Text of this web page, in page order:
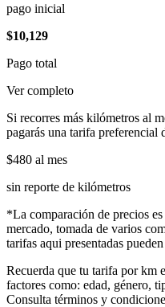
pago inicial
$10,129
Pago total
Ver completo
Si recorres más kilómetros al
pagarás una tarifa preferencial
$480 al mes
sin reporte de kilómetros
*La comparación de precios
mercado, tomada de varios
tarifas aqui presentadas
Recuerda que tu tarifa por km
factores como: edad, género,
Consulta términos y